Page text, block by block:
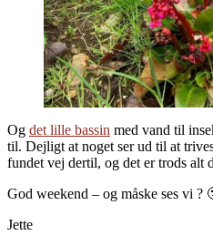
Og det lille bassin med vand til
til. Dejligt at noget ser ud til at
fundet vej dertil, og det er trods alt
God weekend – og måske ses vi ?
Jette